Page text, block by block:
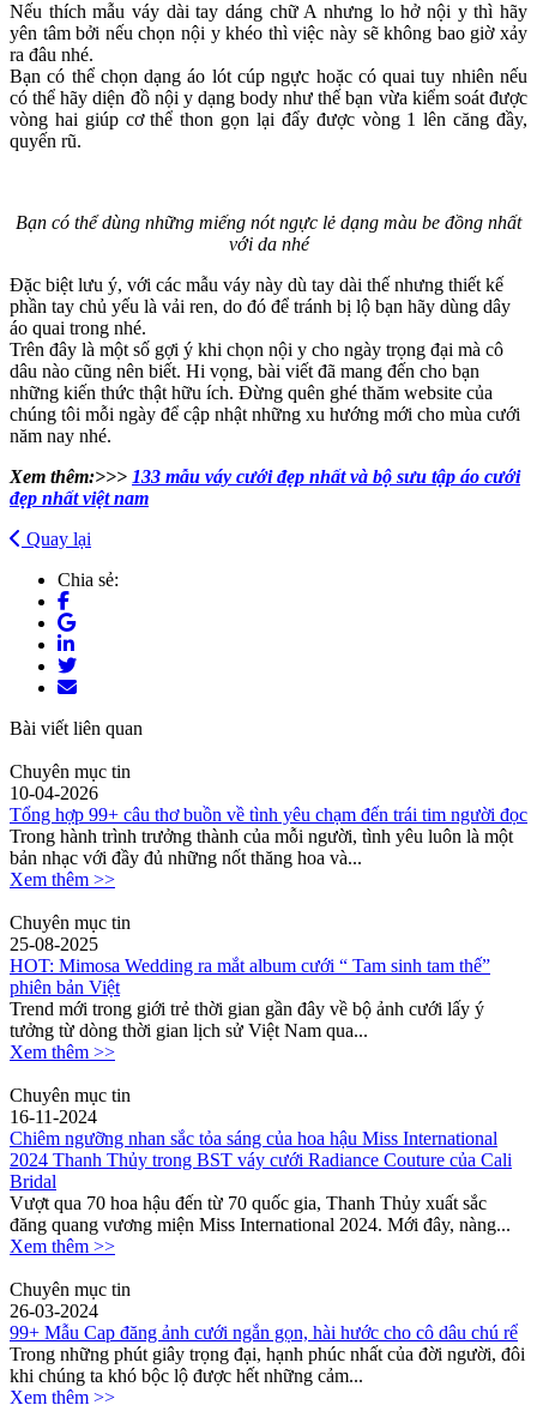
Nếu thích mẫu váy dài tay dáng chữ A nhưng lo hở nội y thì hãy
yên tâm bởi nếu chọn nội y khéo thì việc này sẽ không bao giờ xảy
ra đâu nhé.
Bạn có thể chọn dạng áo lót cúp ngực hoặc có quai tuy nhiên nếu
có thể hãy diện đồ nội y dạng body như thế bạn vừa kiểm soát được
vòng hai giúp cơ thể thon gọn lại đẩy được vòng 1 lên căng đầy,
quyến rũ.
Bạn có thể dùng những miếng nót ngực lẻ dạng màu be đồng nhất
với da nhé
Đặc biệt lưu ý, với các mẫu váy này dù tay dài thế nhưng thiết kế
phần tay chủ yếu là vải ren, do đó để tránh bị lộ bạn hãy dùng dây
áo quai trong nhé.
Trên đây là một số gợi ý khi chọn nội y cho ngày trọng đại mà cô
dâu nào cũng nên biết. Hi vọng, bài viết đã mang đến cho bạn
những kiến thức thật hữu ích. Đừng quên ghé thăm website của
chúng tôi mỗi ngày để cập nhật những xu hướng mới cho mùa cưới
năm nay nhé.
Xem thêm:>>> 133 mẫu váy cưới đẹp nhất và bộ sưu tập áo cưới
đẹp nhất việt nam
Quay lại
Chia sẻ:
Bài viết liên quan
Chuyên mục tin
10-04-2026
Tổng hợp 99+ câu thơ buồn về tình yêu chạm đến trái tim người đọc
Trong hành trình trưởng thành của mỗi người, tình yêu luôn là một
bản nhạc với đầy đủ những nốt thăng hoa và...
Xem thêm >>
Chuyên mục tin
25-08-2025
HOT: Mimosa Wedding ra mắt album cưới “ Tam sinh tam thế”
phiên bản Việt
Trend mới trong giới trẻ thời gian gần đây về bộ ảnh cưới lấy ý
tưởng từ dòng thời gian lịch sử Việt Nam qua...
Xem thêm >>
Chuyên mục tin
16-11-2024
Chiêm ngưỡng nhan sắc tỏa sáng của hoa hậu Miss International
2024 Thanh Thủy trong BST váy cưới Radiance Couture của Cali
Bridal
Vượt qua 70 hoa hậu đến từ 70 quốc gia, Thanh Thủy xuất sắc
đăng quang vương miện Miss International 2024. Mới đây, nàng...
Xem thêm >>
Chuyên mục tin
26-03-2024
99+ Mẫu Cap đăng ảnh cưới ngắn gọn, hài hước cho cô dâu chú rể
Trong những phút giây trọng đại, hạnh phúc nhất của đời người, đôi
khi chúng ta khó bộc lộ được hết những cảm...
Xem thêm >>